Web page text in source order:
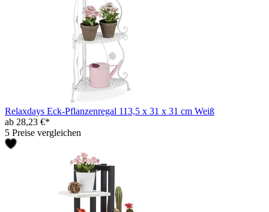
Relaxdays Eck-Pflanzenregal 113,5 x 31 x 31 cm Weiß
ab 28,23 €*
5 Preise vergleichen